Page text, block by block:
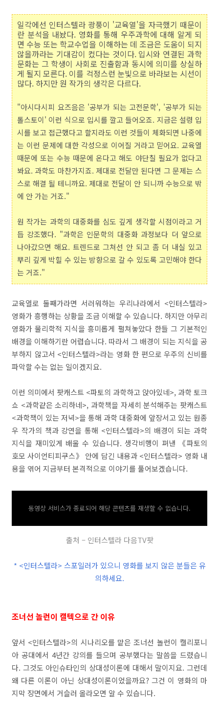
일각에선 인터스텔라 광풍이 '교육열'을 자극했기 때문이
란 분석을 내놨다. 영화를 통해 우주과학에 대해 알게 되
면 수능 또는 학교수업을 이해하는 데 조금은 도움이 되지
않을까라는 기대감이 컸다는 것이다. 입시와 연결된 과학
문화는 그 학생이 사회로 진출함과 동시에 의미를 상실하
게 될지 모른다. 이를 걱정스런 눈빛으로 바라보는 시선이
많다. 하지만 원 작가의 생각은 다르다.
"아시다시피 요즈음은 '공부가 되는 고전문학', '공부가 되는
톨스토이' 이런 식으로 입시를 깔고 들어오죠. 지금은 설령 입
시를 보고 접근했다고 할지라도 이런 것들이 체화되면 나중에
는 이런 문제에 대한 각성으로 이어질 거라고 믿어요. 교육열
때문에 또는 수능 때문에 온다고 해도 야단칠 필요가 없다고
봐요. 과학도 마찬가지죠. 제대로 전달만 된다면 그 문제는 스
스로 해결 될 테니까요. 제대로 전달이 안 되니까 수능으로 밖
에 안 가는 거죠."
원 작가는 과학의 대중화를 심도 깊게 생각할 시점이라고 거
듭 강조했다. "과학은 인문학의 대중화 과정보다 더 앞으로
나아갔으면 해요. 트렌드로 그쳐선 안 되고 좀 더 내실 있고
뿌리 깊게 박힐 수 있는 방향으로 갈 수 있도록 고민해야 한다
는 거죠."
교육열로 둘째가라면 서러워하는 우리나라에서 <인터스텔라>
영화가 흥행하는 상황을 조금 이해할 수 있습니다. 하지만 아무리
영화가 물리학적 지식을 흥미롭게 펼쳐놓았다 한들 그 기본적인
배경을 이해하기란 어렵습니다. 따라서 그 배경이 되는 지식을 공
부하지 않고서 <인터스텔라>라는 영화 한 편으로 우주의 신비를
파악할 수는 없는 일이겠지요.
이런 의미에서 팟캐스트 <파토의 과학하고 앉아있네>, 과학 토크
쇼 <과학같은 소리하네>, 과학책을 자세히 분석해주는 팟캐스트
<과학책이 있는 저녁>을 통해 과학 대중화에 앞장서고 있는 원종
우 작가의 책과 강연을 통해 <인터스텔라>의 배경이 되는 과학
지식을 재미있게 배울 수 있습니다. 생각비행이 펴낸 《파토의
호모 사이언티피쿠스》 안에 담긴 내용과 <인터스텔라> 영화 내
용을 엮어 지금부터 본격적으로 이야기를 풀어보겠습니다.
동영상 서비스가 종료되어 해당 콘텐츠를 재생할 수 없습니다.
출처 – 인터스텔라 다음TV팟
* <인터스텔라> 스포일러가 있으니 영화를 보지 않은 분들은 유
의하세요.
조너선 놀런이 캘텍으로 간 이유
앞서 <인터스텔라>의 시나리오를 맡은 조너선 놀런이 캘리포니
아 공대에서 4년간 강의를 들으며 공부했다는 말씀을 드렸습니
다. 그것도 아인슈타인의 상대성이론에 대해서 말이지요. 그런데
왜 다른 이론이 아닌 상대성이론이었을까요? 그건 이 영화의 마
지막 장면에서 거슬러 올라오면 알 수 있습니다.